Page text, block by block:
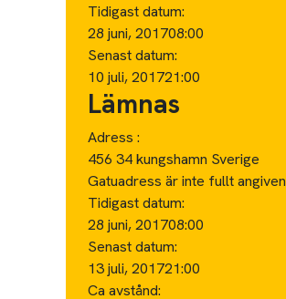
Tidigast datum:
28 juni, 201708:00
Senast datum:
10 juli, 201721:00
Lämnas
Adress :
456 34 kungshamn Sverige
Gatuadress är inte fullt angiven
Tidigast datum:
28 juni, 201708:00
Senast datum:
13 juli, 201721:00
Ca avstånd: